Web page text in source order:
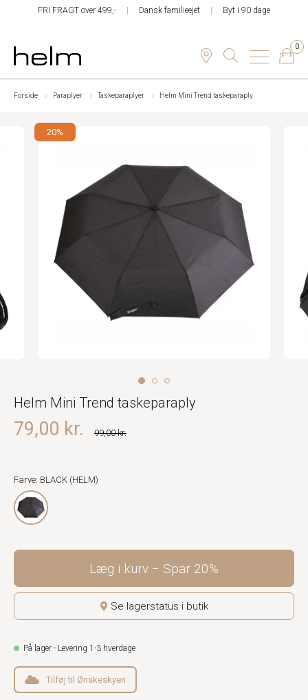
FRI FRAGT over 499,- Dansk familieejet Byt i 90 dage
0
Forside Paraplyer Taskeparaplyer Helm Mini Trend taskeparaply
20%
Helm Mini Trend taskeparaply
99,00 kr.
79,00 kr.
Farve: BLACK (HELM)
Læg i kurv Spar 20%
Se lagerstatus i butik
På lager - Levering 1-3 hverdage
Tilføj til Ønskeskyen